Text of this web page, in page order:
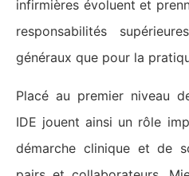
infirmières évoluent et
responsabilités
généraux que pour la
Placé au premier niveau
IDE jouent ainsi un rôle
démarche clinique et de